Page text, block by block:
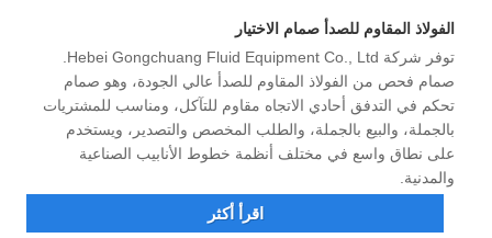
الفولاذ المقاوم للصدأ صمام الاختيار
توفر شركة Hebei Gongchuang Fluid Equipment Co., Ltd.
صمام فحص من الفولاذ المقاوم للصدأ عالي الجودة، وهو صمام
تحكم في التدفق أحادي الاتجاه مقاوم للتآكل، ومناسب للمشتريات
بالجملة، والبيع بالجملة، والطلب المخصص والتصدير، ويستخدم
على نطاق واسع في مختلف أنظمة خطوط الأنابيب الصناعية
والمدنية.
اقرأ أكثر